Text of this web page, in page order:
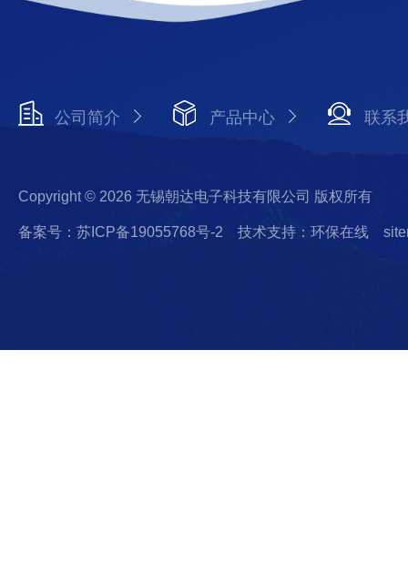
公司简介 产品中心 联系
Copyright © 2026 无锡朝达电子科技有限公司 版权所有
备案号：苏ICP备19055768号-2 技术支持：环保在线